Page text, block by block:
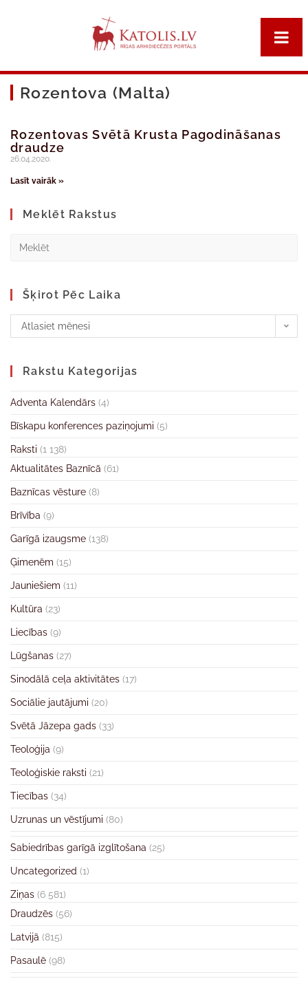
Rozentova (Malta)
Rozentovas Svētā Krusta Pagodināšanas
draudze
26.04.2020.
Lasīt vairāk »
Meklēt Rakstus
Šķirot Pēc Laika
Atlasiet mēnesi
Rakstu Kategorijas
Adventa Kalendārs (4)
Bīskapu konferences paziņojumi (5)
Raksti (1 138)
Aktualitātes Baznīcā (61)
Baznīcas vēsture (8)
Brīvība (9)
Garīgā izaugsme (138)
Ģimenēm (15)
Jauniešiem (11)
Kultūra (23)
Liecības (9)
Lūgšanas (27)
Sinodālā ceļa aktivitātes (17)
Sociālie jautājumi (20)
Svētā Jāzepa gads (33)
Teoloģija (9)
Teoloģiskie raksti (21)
Tiecības (34)
Uzrunas un vēstījumi (80)
Sabiedrības garīgā izglītošana (25)
Uncategorized (1)
Ziņas (6 581)
Draudzēs (56)
Latvijā (815)
Pasaulē (98)